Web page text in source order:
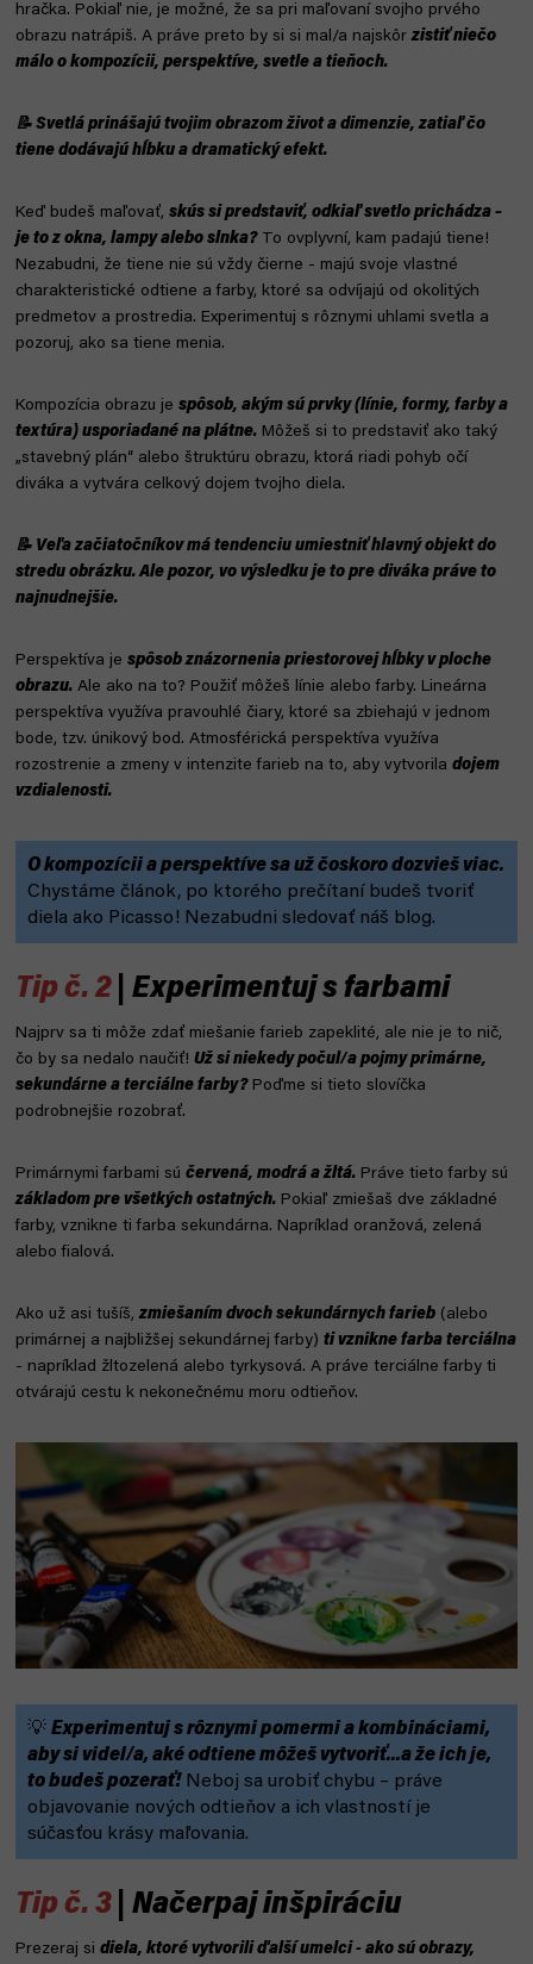
hračka. Pokiaľ nie, je možné, že sa pri maľovaní svojho prvého
obrazu natrápiš. A práve preto by si si mal/a najskôrzistiť niečo
málo o kompozícii, perspektíve, svetle a tieňoch.
📝 Svetlá prinášajú tvojim obrazom život a dimenzie, zatiaľ čo
tiene dodávajú hĺbku a dramatický efekt.
Keď budeš maľovať, skús si predstaviť, odkiaľ svetlo prichádza –
je to z okna, lampy alebo slnka?To ovplyvní, kam padajú tiene!
Nezabudni, že tiene nie sú vždy čierne - majú svoje vlastné
charakteristické odtiene a farby, ktoré sa odvíjajú od okolitých
predmetov a prostredia. Experimentuj s rôznymi uhlami svetla a
pozoruj, ako sa tiene menia.
Kompozícia obrazu je spôsob, akým sú prvky (línie, formy, farby a
textúra) usporiadané na plátne. Môžeš si to predstaviť ako taký
„stavebný plán“ alebo štruktúru obrazu, ktorá riadi pohyb očí
diváka a vytvára celkový dojem tvojho diela.
📝 Veľa začiatočníkov má tendenciu umiestniť hlavný objekt do
stredu obrázku. Ale pozor, vo výsledku je to pre diváka práve to
najnudnejšie.
Perspektíva je spôsob znázornenia priestorovej hĺbky v ploche
obrazu. Ale ako na to? Použiť môžeš línie alebo farby. Lineárna
perspektíva využíva pravouhlé čiary, ktoré sa zbiehajú v jednom
bode, tzv. únikový bod. Atmosférická perspektíva využíva
rozostrenie a zmeny v intenzite farieb na to, aby vytvorila dojem
vzdialenosti.
O kompozícii a perspektíve sa už čoskoro dozvieš viac.
Chystáme článok, po ktorého prečítaní budeš tvoriť
diela ako Picasso! Nezabudni sledovať náš blog.
Tip č. 2 | Experimentuj s farbami
Najprv sa ti môže zdať miešanie farieb zapeklité, ale nie je to nič,
čo by sa nedalo naučiť! Už si niekedy počul/a pojmy primárne,
sekundárne a terciálne farby?Poďme si tieto slovíčka
podrobnejšie rozobrať.
Primárnymi farbami sú červená, modrá a žltá. Práve tieto farby sú
základom pre všetkých ostatných. Pokiaľ zmiešaš dve základné
farby, vznikne ti farba sekundárna. Napríklad oranžová, zelená
alebo fialová.
Ako už asi tušíš,zmiešaním dvoch sekundárnych farieb (alebo
primárnej a najbližšej sekundárnej farby) ti vznikne farba terciálna
- napríklad žltozelená alebo tyrkysová. A práve terciálne farby ti
otvárajú cestu k nekonečnému moru odtieňov.
💡 Experimentuj s rôznymi pomermi a kombináciami,
aby si videl/a, aké odtiene môžeš vytvoriť...a že ich je,
to budeš pozerať!Neboj sa urobiť chybu – práve
objavovanie nových odtieňov a ich vlastností je
súčasťou krásy maľovania.
Tip č. 3 | Načerpaj inšpiráciu
Prezeraj si diela, ktoré vytvorili ďalší umelci - ako sú obrazy,